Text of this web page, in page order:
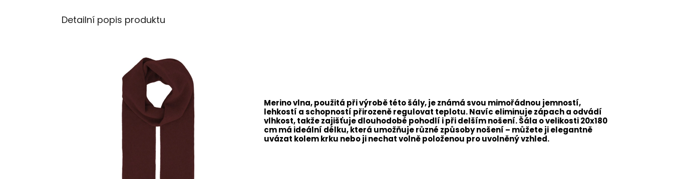
Detailní popis produktu
Merino vlna, použitá při výrobě této šály, je známá svou mimořádnou jemností,
lehkostí a schopností přirozeně regulovat teplotu. Navíc eliminuje zápach a odvádí
vlhkost, takže zajišťuje dlouhodobé pohodlí i při delším nošení. Šála o velikosti 20x180
cm má ideální délku, která umožňuje různé způsoby nošení – můžete ji elegantně
uvázat kolem krku nebo ji nechat volně položenou pro uvolněný vzhled.